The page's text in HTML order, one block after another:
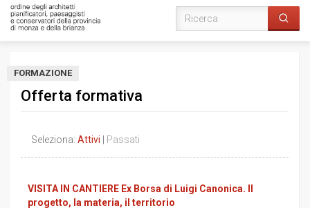
FORMAZIONE
Offerta formativa
Seleziona: Attivi Passati
VISITA IN CANTIERE Ex Borsa di Luigi Canonica. Il
progetto, la materia, il territorio